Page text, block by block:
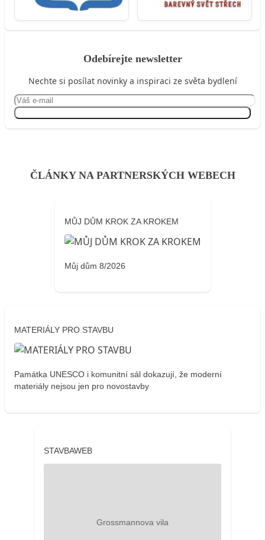
Odebírejte newsletter
Nechte si posílat novinky a inspiraci ze světa bydlení
ČLÁNKY NA PARTNERSKÝCH WEBECH
MŮJ DŮM KROK ZA KROKEM
Můj dům 8/2026
MATERIÁLY PRO STAVBU
Památka UNESCO i komunitní sál dokazují, že moderní
materiály nejsou jen pro novostavby
STAVBAWEB